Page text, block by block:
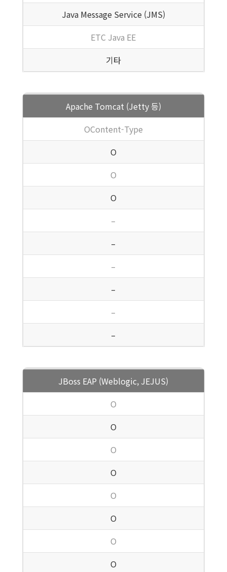
Java Message Service (JMS)
ETC Java EE
기타
Apache Tomcat (Jetty 등)
OContent-Type
O
O
O
–
–
–
–
–
–
JBoss EAP (Weblogic, JEJUS)
O
O
O
O
O
O
O
O